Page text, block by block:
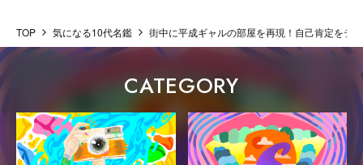
TOP 気になる10代名鑑 街中に平成ギャルの部屋を再現！自己肯定をテ
CATEGORY